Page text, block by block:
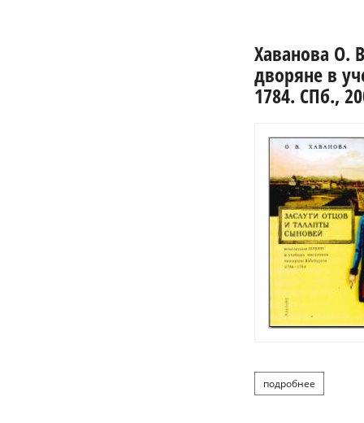
Хаванова О.
дворяне в
1784. СПб.,
подробнее